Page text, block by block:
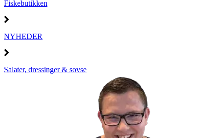
Fiskebutikken
NYHEDER
Salater, dressinger & sovse